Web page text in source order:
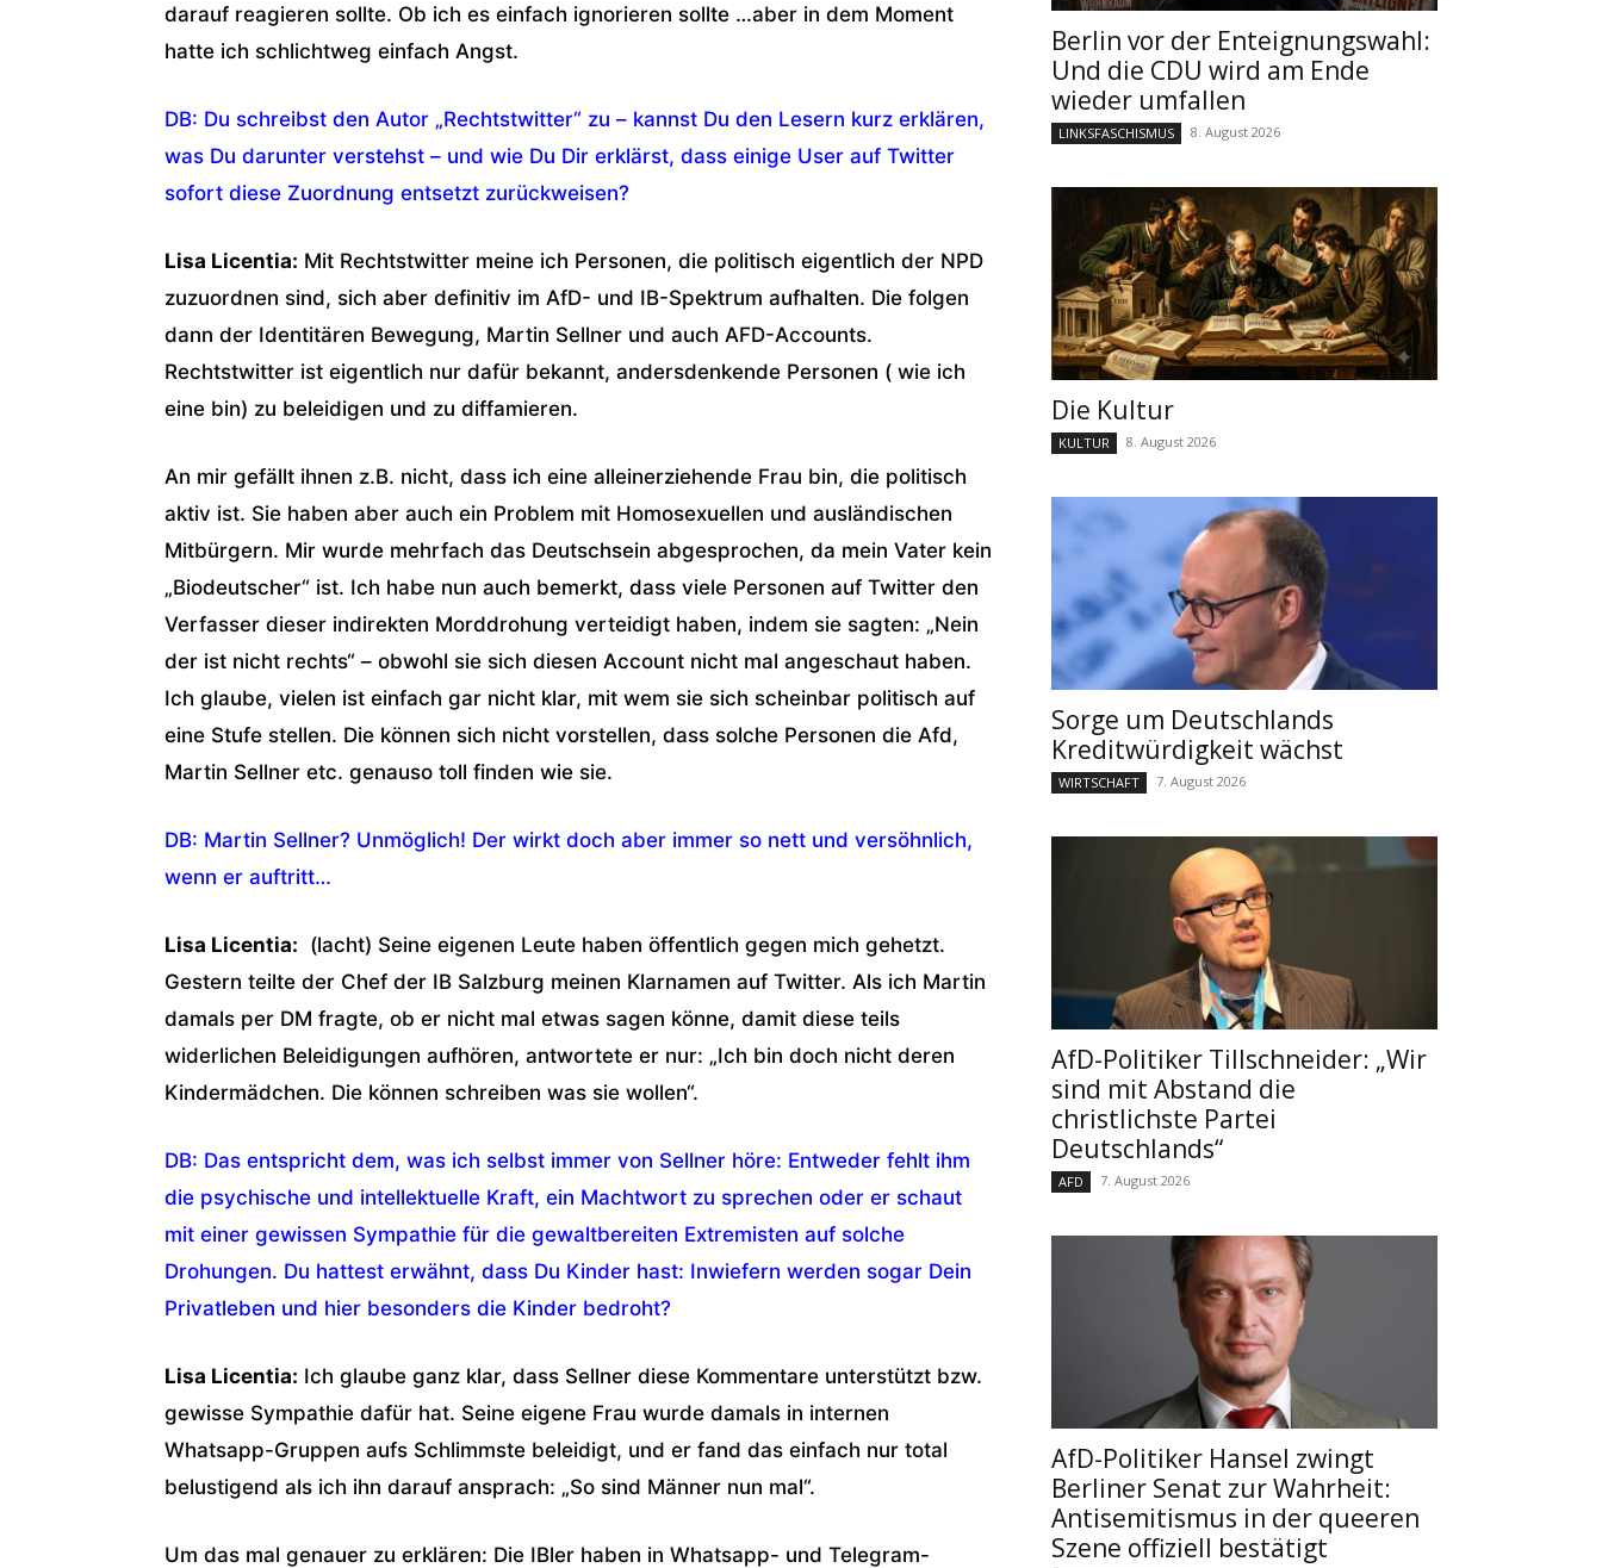
darauf reagieren sollte. Ob ich es einfach ignorieren sollte …aber in dem Moment
hatte ich schlichtweg einfach Angst.
DB: Du schreibst den Autor „Rechtstwitter“ zu – kannst Du den Lesern kurz erklären,
was Du darunter verstehst – und wie Du Dir erklärst, dass einige User auf Twitter
sofort diese Zuordnung entsetzt zurückweisen?
Lisa Licentia: Mit Rechtstwitter meine ich Personen, die politisch eigentlich der NPD
zuzuordnen sind, sich aber definitiv im AfD- und IB-Spektrum aufhalten. Die folgen
dann der Identitären Bewegung, Martin Sellner und auch AFD-Accounts.
Rechtstwitter ist eigentlich nur dafür bekannt, andersdenkende Personen ( wie ich
eine bin) zu beleidigen und zu diffamieren.
An mir gefällt ihnen z.B. nicht, dass ich eine alleinerziehende Frau bin, die politisch
aktiv ist. Sie haben aber auch ein Problem mit Homosexuellen und ausländischen
Mitbürgern. Mir wurde mehrfach das Deutschsein abgesprochen, da mein Vater kein
„Biodeutscher“ ist. Ich habe nun auch bemerkt, dass viele Personen auf Twitter den
Verfasser dieser indirekten Morddrohung verteidigt haben, indem sie sagten: „Nein
der ist nicht rechts“ – obwohl sie sich diesen Account nicht mal angeschaut haben.
Ich glaube, vielen ist einfach gar nicht klar, mit wem sie sich scheinbar politisch auf
eine Stufe stellen. Die können sich nicht vorstellen, dass solche Personen die Afd,
Martin Sellner etc. genauso toll finden wie sie.
DB: Martin Sellner? Unmöglich! Der wirkt doch aber immer so nett und versöhnlich,
wenn er auftritt…
Lisa Licentia: (lacht) Seine eigenen Leute haben öffentlich gegen mich gehetzt.
Gestern teilte der Chef der IB Salzburg meinen Klarnamen auf Twitter. Als ich Martin
damals per DM fragte, ob er nicht mal etwas sagen könne, damit diese teils
widerlichen Beleidigungen aufhören, antwortete er nur: „Ich bin doch nicht deren
Kindermädchen. Die können schreiben was sie wollen“.
DB: Das entspricht dem, was ich selbst immer von Sellner höre: Entweder fehlt ihm
die psychische und intellektuelle Kraft, ein Machtwort zu sprechen oder er schaut
mit einer gewissen Sympathie für die gewaltbereiten Extremisten auf solche
Drohungen. Du hattest erwähnt, dass Du Kinder hast: Inwiefern werden sogar Dein
Privatleben und hier besonders die Kinder bedroht?
Lisa Licentia: Ich glaube ganz klar, dass Sellner diese Kommentare unterstützt bzw.
gewisse Sympathie dafür hat. Seine eigene Frau wurde damals in internen
Whatsapp-Gruppen aufs Schlimmste beleidigt, und er fand das einfach nur total
belustigend als ich ihn darauf ansprach: „So sind Männer nun mal“.
Um das mal genauer zu erklären: Die IBler haben in Whatsapp- und Telegram-
Berlin vor der Enteignungswahl:
Und die CDU wird am Ende
wieder umfallen
LINKSFASCHISMUS 8. August 2026
Die Kultur
KULTUR 8. August 2026
Sorge um Deutschlands
Kreditwürdigkeit wächst
WIRTSCHAFT 7. August 2026
AfD-Politiker Tillschneider: „Wir
sind mit Abstand die
christlichste Partei
Deutschlands“
AFD 7. August 2026
AfD-Politiker Hansel zwingt
Berliner Senat zur Wahrheit:
Antisemitismus in der queeren
Szene offiziell bestätigt